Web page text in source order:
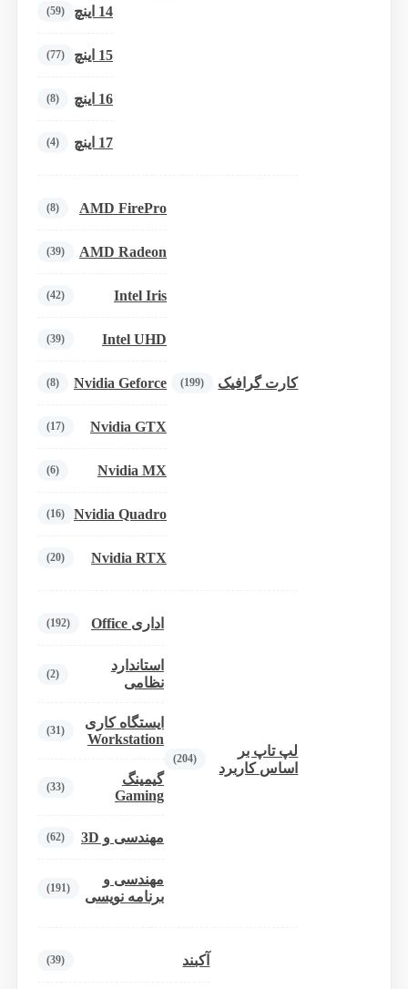
14 اینچ (59)
15 اینچ (77)
16 اینچ (8)
17 اینچ (4)
کارت گرافیک (199)
AMD FirePro
(8)
AMD Radeon
(39)
Intel Iris
(42)
Intel UHD
(39)
Nvidia Geforce
(8)
Nvidia GTX
(17)
Nvidia MX
(6)
Nvidia Quadro
(16)
Nvidia RTX
(20)
لپ تاپ بر
اساس کاربرد
(204)
اداری Office (192)
استاندارد
نظامی
(2)
ایستگاه کاری
Workstation
(31)
گیمینگ
Gaming
(33)
مهندسی و 3D (62)
مهندسی و
برنامه نویسی
(191)
آکبند (39)